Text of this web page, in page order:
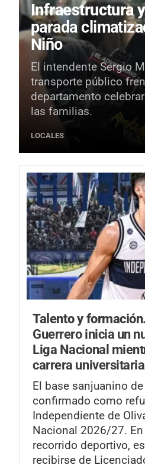
Infraestructura
parada
Niño
El intendente Sergio
transporte público
departamento
las familias.
LOCALES
Talento y formación.
Guerrero inicia un
Liga Nacional
carrera universitaria
El base sanjuanino
confirmado como
Independiente de
Nacional 2026/27.
recorrido deportivo,
recibirse de